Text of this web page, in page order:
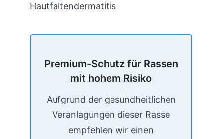
Hautfaltendermatitis
Premium-Schutz für Rassen
mit hohem Risiko
Aufgrund der gesundheitlichen
Veranlagungen dieser Rasse
empfehlen wir einen